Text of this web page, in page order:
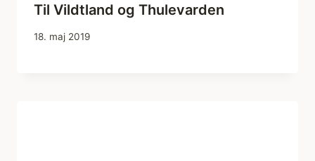
Til Vildtland og Thulevarden
18. maj 2019